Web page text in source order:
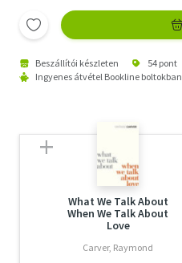
Beszállítói készleten 54 pont
Ingyenes átvétel Bookline boltokban
What We Talk About
When We Talk About
Love
Carver, Raymond